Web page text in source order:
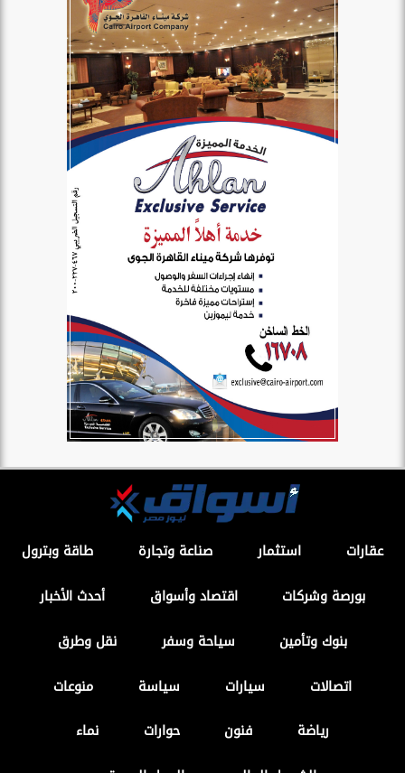
عقارات استثمار صناعة وتجارة
طاقة وبترول
بورصة وشركات
اقتصاد وأسواق
أحدث الأخبار
بنوك وتأمين
سياحة وسفر
نقل وطرق
اتصالات
سيارات سياسة
منوعات
رياضة
فنون حوارات
نماء